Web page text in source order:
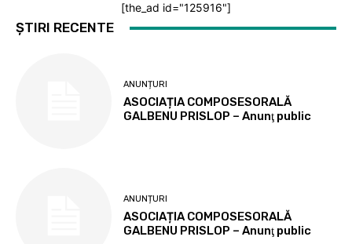
[the_ad id="125916"]
ȘTIRI RECENTE
ANUNȚURI
ASOCIAȚIA COMPOSESORALĂ
GALBENU PRISLOP – Anunţ public
ANUNȚURI
ASOCIAȚIA COMPOSESORALĂ
GALBENU PRISLOP – Anunţ public